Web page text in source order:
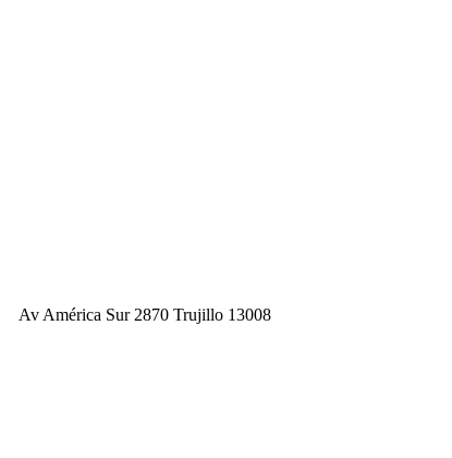
Av América Sur 2870 Trujillo 13008